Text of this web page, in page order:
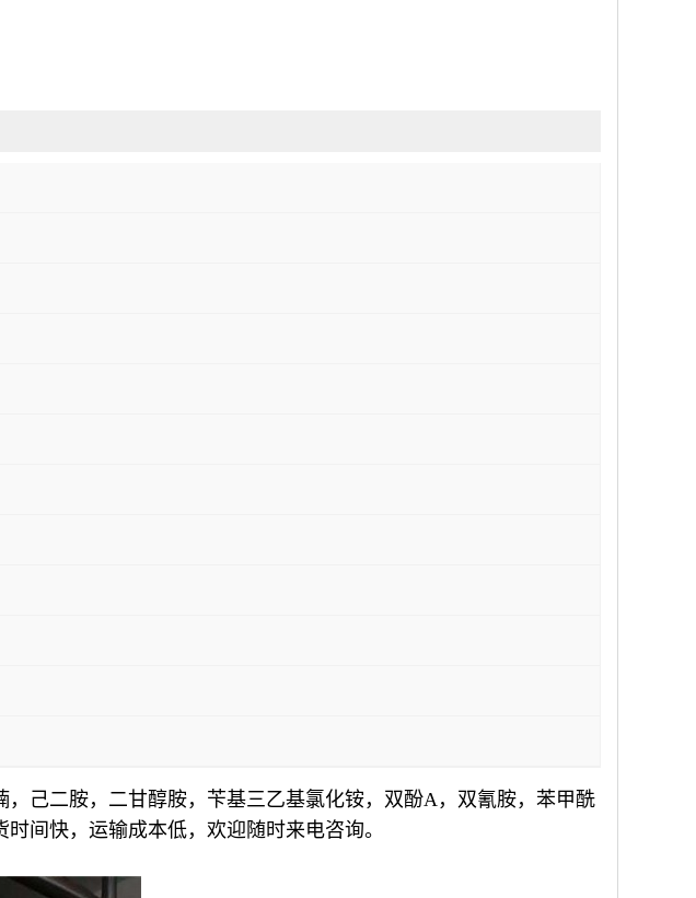
己二胺，二甘醇胺，苄基三乙基氯化铵，双酚A，双氰胺，苯甲酰
间快，运输成本低，欢迎随时来电咨询。